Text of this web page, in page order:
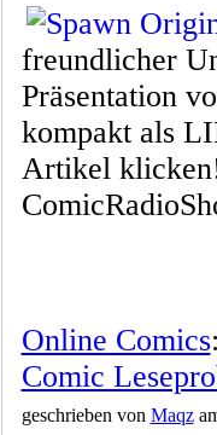
freundlicher
Präsentation
kompakt als
Artikel
Online Comics
Comic
geschrieben von Maqz